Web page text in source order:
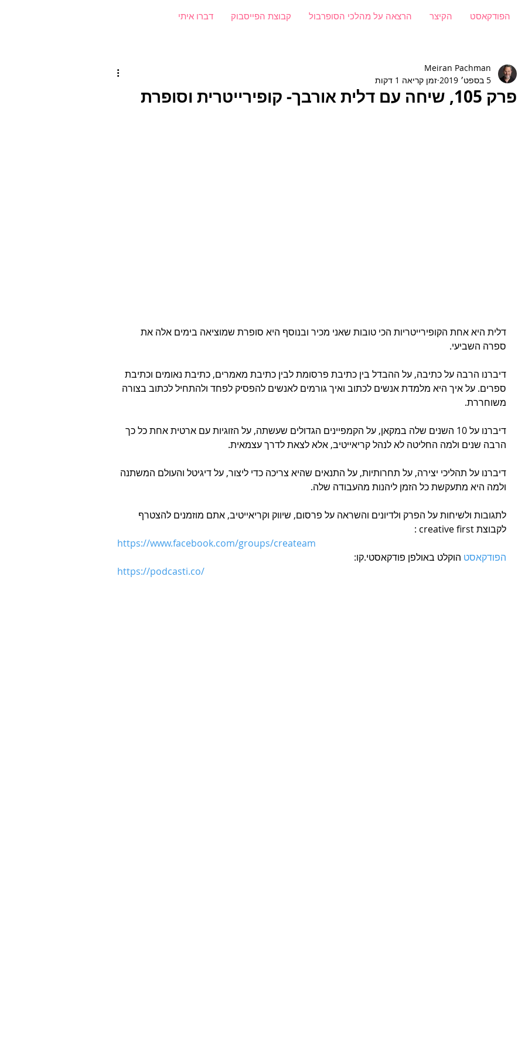
דברו איתי קבוצת הפייסבוק הרצאה על מהלכי הסופרבול הקיצר הפודקאסט
פרק 105, שיחה עם דלית אורבך- קופירייטרית וסופרת
Meiran Pachman
5 בספט׳ 2019
זמן קריאה 1 דקות
דלית היא אחת הקופירייטריות הכי טובות שאני מכיר ובנוסף היא סופרת שמוציאה בימים אלה את
ספרה השביעי.
דיברנו הרבה על כתיבה, על ההבדל בין כתיבת פרסומת לבין כתיבת מאמרים, כתיבת נאומים וכתיבת
ספרים. על איך היא מלמדת אנשים לכתוב ואיך גורמים לאנשים להפסיק לפחד ולהתחיל לכתוב בצורה
משוחררת.
דיברנו על 10 השנים שלה במקאן, על הקמפיינים הגדולים שעשתה, על הזוגיות עם ארטית אחת כל כך
הרבה שנים ולמה החליטה לא לנהל קריאייטיב, אלא לצאת לדרך עצמאית.
דיברנו על תהליכי יצירה, על תחרותיות, על התנאים שהיא צריכה כדי ליצור, על דיגיטל והעולם המשתנה
ולמה היא מתעקשת כל הזמן ליהנות מהעבודה שלה.
לתגובות ולשיחות על הפרק ולדיונים והשראה על פרסום, שיווק וקריאייטיב, אתם מוזמנים להצטרף
לקבוצת creative first :
https://www.facebook.com/groups/createam
הפודקאסט הוקלט באולפן פודקאסטי.קו:
https://podcasti.co/